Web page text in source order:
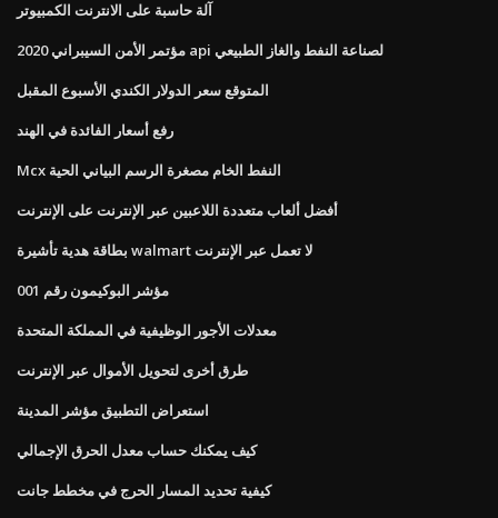
آلة حاسبة على الانترنت الكمبيوتر
2020 مؤتمر الأمن السيبراني api لصناعة النفط والغاز الطبيعي
المتوقع سعر الدولار الكندي الأسبوع المقبل
رفع أسعار الفائدة في الهند
Mcx النفط الخام مصغرة الرسم البياني الحية
أفضل ألعاب متعددة اللاعبين عبر الإنترنت على الإنترنت
بطاقة هدية تأشيرة walmart لا تعمل عبر الإنترنت
مؤشر البوكيمون رقم 001
معدلات الأجور الوظيفية في المملكة المتحدة
طرق أخرى لتحويل الأموال عبر الإنترنت
استعراض التطبيق مؤشر المدينة
كيف يمكنك حساب معدل الحرق الإجمالي
كيفية تحديد المسار الحرج في مخطط جانت